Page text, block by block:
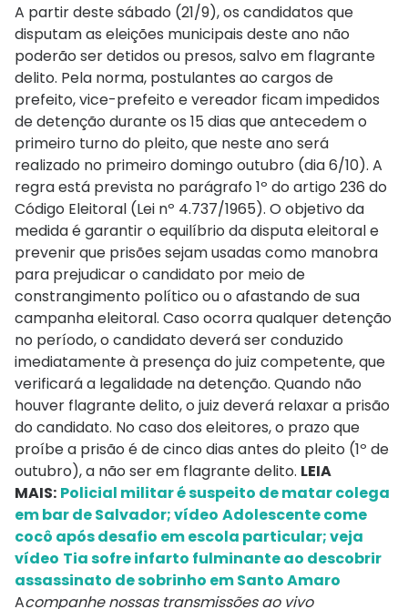
A partir deste sábado (21/9), os candidatos que
disputam as eleições municipais deste ano não
poderão ser detidos ou presos, salvo em flagrante
delito. Pela norma, postulantes ao cargos de
prefeito, vice-prefeito e vereador ficam impedidos
de detenção durante os 15 dias que antecedem o
primeiro turno do pleito, que neste ano será
realizado no primeiro domingo outubro (dia 6/10). A
regra está prevista no parágrafo 1º do artigo 236 do
Código Eleitoral (Lei nº 4.737/1965). O objetivo da
medida é garantir o equilíbrio da disputa eleitoral e
prevenir que prisões sejam usadas como manobra
para prejudicar o candidato por meio de
constrangimento político ou o afastando de sua
campanha eleitoral. Caso ocorra qualquer detenção
no período, o candidato deverá ser conduzido
imediatamente à presença do juiz competente, que
verificará a legalidade na detenção. Quando não
houver flagrante delito, o juiz deverá relaxar a prisão
do candidato. No caso dos eleitores, o prazo que
proíbe a prisão é de cinco dias antes do pleito (1º de
outubro), a não ser em flagrante delito. LEIA
MAIS: Policial militar é suspeito de matar colega
em bar de Salvador; vídeo Adolescente come
cocô após desafio em escola particular; veja
vídeo Tia sofre infarto fulminante ao descobrir
assassinato de sobrinho em Santo Amaro
Acompanhe nossas transmissões ao vivo